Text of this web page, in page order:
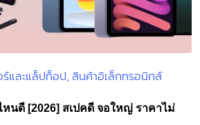
และแล็ปท็อป สินค้าอิเล็กทรอนิกส์
หนดี [2026] สเปคดี จอใหญ่ ราคาไม่